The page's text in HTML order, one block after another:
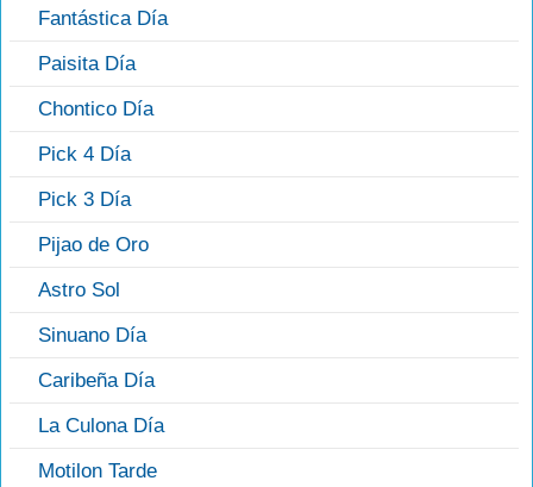
Fantástica Día
Paisita Día
Chontico Día
Pick 4 Día
Pick 3 Día
Pijao de Oro
Astro Sol
Sinuano Día
Caribeña Día
La Culona Día
Motilon Tarde